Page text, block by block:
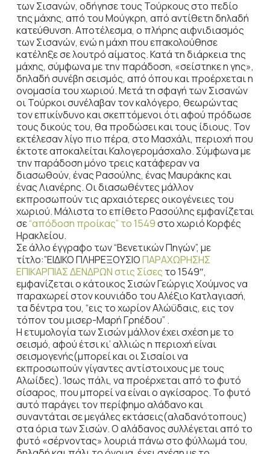
των Σισανών, οδήγησε τους Τούρκους στο πεδίο
της μάχης, από του Μούγκρη, από αντίθετη δηλαδή
κατεύθυνση. Αποτέλεσμα, ο πλήρης αιφνιδιασμός
των Σισανών, ενώ η μάχη που επακολούθησε
κατέληξε σε λουτρό αίματος. Κατά τη διάρκεια της
μάχης, σύμφωνα με την παράδοση, «σείστηκε η γης»,
δηλαδή συνέβη σεισμός, από όπου και προέρχεται η
ονομασία του χωριού. Μετά τη σφαγή των Σισανών
οι Τούρκοι συνέλαβαν τον καλόγερο, θεωρώντας
τον επικίνδυνο και σκεπτόμενοι ότι αφού πρόδωσε
τους δικούς του, θα προδώσει και τους ίδιους. Τον
εκτέλεσαν λίγο πιο πέρα, στο Μασχάλι, περιοχή που
έκτοτε αποκαλείται Καλογερομάσχαλο. Σύμφωνα με
την παράδοση μόνο τρεις κατάφεραν να
διασωθούν, ένας Ρασούλης, ένας Μαυράκης και
ένας Λιανέρης. Οι διασωθέντες μάλλον
εκπροσωπούν τις αρχαιότερες οικογένειες του
χωριού. Μάλιστα το επίθετο Ρασούλης εμφανίζεται
σε“απόδοση προίκας” το 1549στο χωριό Κορφές
Ηρακλείου.
Σε άλλο έγγραφο των “Βενετικών Πηγών”, με
τίτλο:”ΕΙΔΙΚΟ ΠΛΗΡΕΞΟΥΣΙΟΠΑΡΑΧΩΡΗΣΗΣ
ΕΠΙΚΑΡΠΙΑΣ ΔΕΝΔΡΩΝ στις Σίσες το 1549″,
εμφανίζεται ο κάτοικος Σισών Γεώργις Χούμνος να
παραχωρεί στον κουνιάδο του Αλέξιο Κατλαγιασή,
τα δέντρα του, “εις το χωρίον Αλώϋδαις, εις τον
τόπον του μισερ-Μαρή Γρηέδου” .
Η ετυμολογία των Σισών μάλλον έχει σχέση με το
σεισμό, αφού έτσι κι’ αλλιώς η περιοχή είναι
σεισμογενής(μπορεί και οι Σισαίοι να
εκπροσωπούν γίγαντες αντίστοιχους με τους
Αλωίδες). Ίσως πάλι, να προέρχεται από το φυτό
σίσαρος, που μπορεί να είναι ο αγκίσαρος. Το φυτό
αυτό παράγει τον περίφημο αλάδανο και
συναντάται σε μεγάλες εκτάσεις(αλαδανότοπους)
στα όρια των Σισών. Ο αλάδανος συλλέγεται από το
φυτό «σέρνοντας» λουριά πάνω στο φύλλωμά του,